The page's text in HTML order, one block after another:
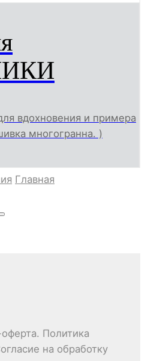
вдохновения и примера
многогранна. )
Главная
Политика
на обработку